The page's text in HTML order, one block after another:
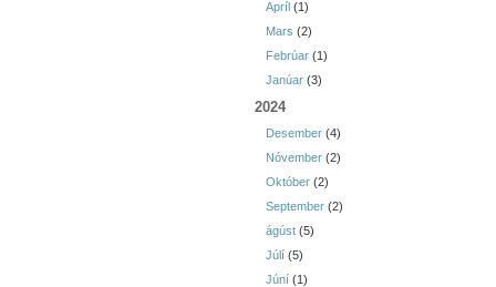
Apríl (1)
Mars (2)
Febrúar (1)
Janúar (3)
2024
Desember (4)
Nóvember (2)
Október (2)
September (2)
ágúst (5)
Júlí (5)
Júní (1)